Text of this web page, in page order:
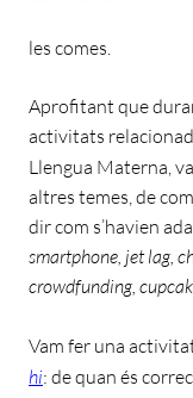
les comes.
Aprofitant que
activitats
Llengua Materna,
altres temes, de
dir com s’havien
smartphone, jet lag,
crowdfunding,
Vam fer una
hi: de quan és